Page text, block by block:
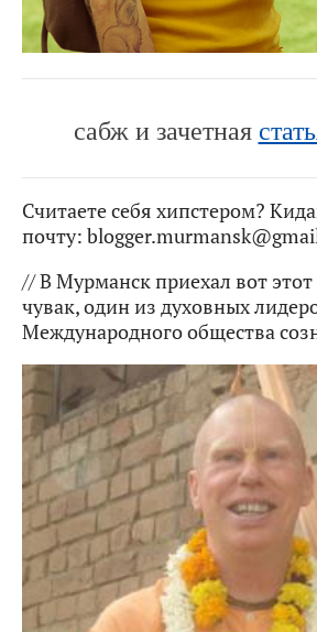
сабж и зачетная
Считаете себя хипстером?
почту:
// В Мурманск приехал вот
чувак, один из духовных
Международного общества